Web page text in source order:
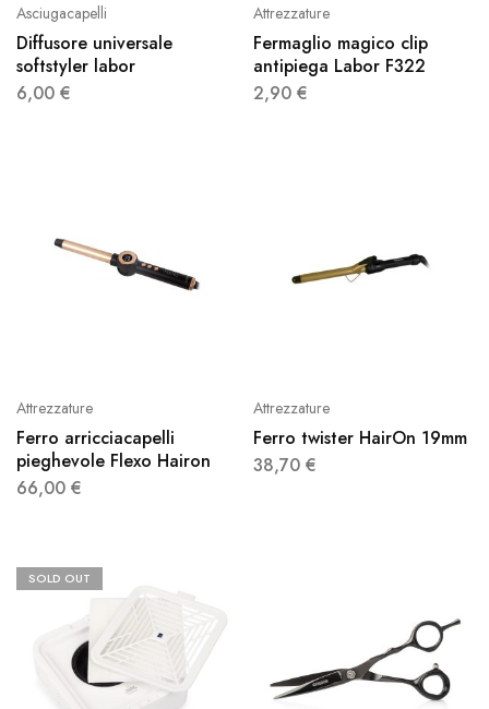
Asciugacapelli
Diffusore universale
softstyler labor
6,00 €
Attrezzature
Fermaglio magico clip
antipiega Labor F322
2,90 €
Attrezzature
Ferro arricciacapelli
pieghevole Flexo Hairon
66,00 €
Attrezzature
Ferro twister HairOn 19mm
38,70 €
SOLD OUT